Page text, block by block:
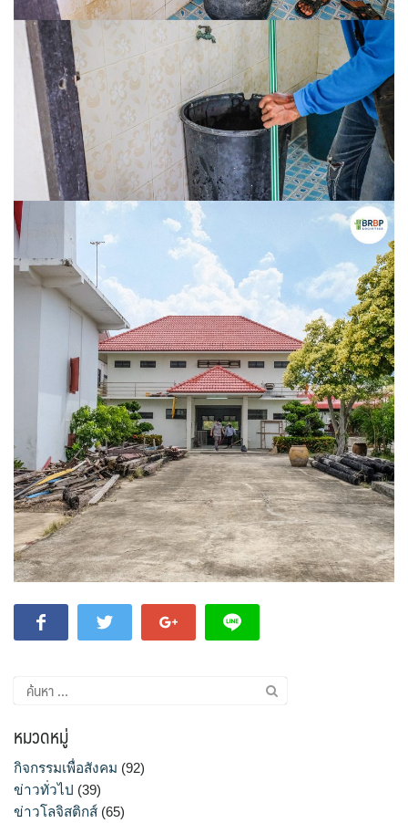
ค้นหา
สำหรับ:
หมวดหมู่
กิจกรรมเพื่อสังคม (92)
ข่าวทั่วไป (39)
ข่าวโลจิสติกส์ (65)